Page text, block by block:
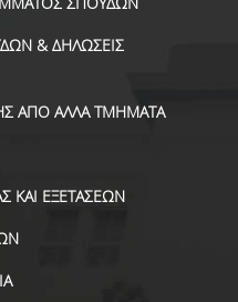
& ΔΗΛΩΣΕΙΣ
ΑΠΟ ΑΛΛΑ ΤΜΗΜΑΤΑ
ΚΑΙ ΕΞΕΤΑΣΕΩΝ